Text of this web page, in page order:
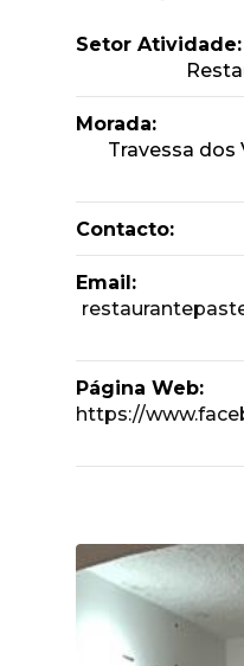
Setor Atividade:
Morada:
Travessa dos
Contacto:
Email:
Página Web:
https://